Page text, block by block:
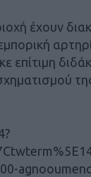
έχουν
επίτιμη